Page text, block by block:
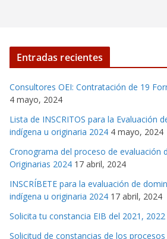
Entradas recientes
Consultores OEI: Contratación de 19
4 mayo, 2024
Lista de INSCRITOS para la Evaluación
indígena u originaria 2024 4 mayo, 2024
Cronograma del proceso de evaluación
Originarias 2024 17 abril, 2024
INSCRÍBETE para la evaluación de
indígena u originaria 2024 17 abril, 2024
Solicita tu constancia EIB del 2021, 2022
Solicitud de constancias de los